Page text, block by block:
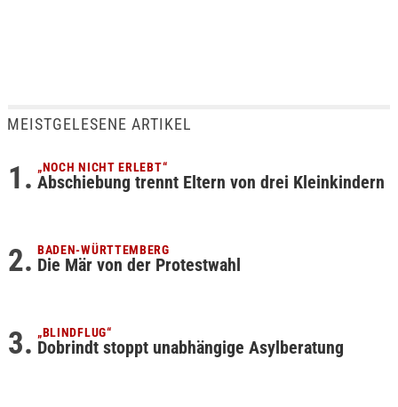
MEISTGELESENE ARTIKEL
„NOCH NICHT ERLEBT“
Abschiebung trennt Eltern von drei Kleinkindern
BADEN-WÜRTTEMBERG
Die Mär von der Protestwahl
„BLINDFLUG“
Dobrindt stoppt unabhängige Asylberatung